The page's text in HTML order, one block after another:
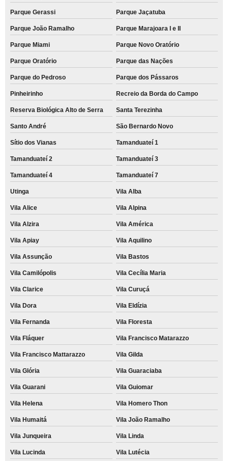
Parque Gerassi Parque Jaçatuba
Parque João Ramalho Parque Marajoara I e II
Parque Miami Parque Novo Oratório
Parque Oratório Parque das Nações
Parque do Pedroso Parque dos Pássaros
Pinheirinho Recreio da Borda do Campo
Reserva Biológica Alto de Serra Santa Terezinha
Santo André São Bernardo Novo
Sítio dos Vianas Tamanduateí 1
Tamanduateí 2 Tamanduateí 3
Tamanduateí 4 Tamanduateí 7
Utinga Vila Alba
Vila Alice Vila Alpina
Vila Alzira Vila América
Vila Apiay Vila Aquilino
Vila Assunção Vila Bastos
Vila Camilópolis Vila Cecília Maria
Vila Clarice Vila Curuçá
Vila Dora Vila Eldízia
Vila Fernanda Vila Floresta
Vila Fláquer Vila Francisco Matarazzo
Vila Francisco Mattarazzo Vila Gilda
Vila Glória Vila Guaraciaba
Vila Guarani Vila Guiomar
Vila Helena Vila Homero Thon
Vila Humaitá Vila João Ramalho
Vila Junqueira Vila Linda
Vila Lucinda Vila Lutécia